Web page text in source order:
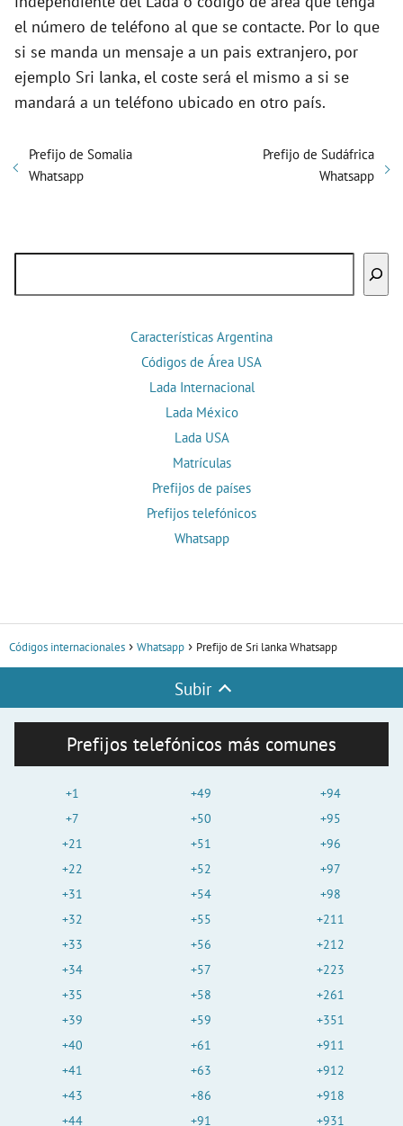
el número de teléfono al que se contacte. Por lo que
si se manda un mensaje a un pais extranjero, por
ejemplo Sri lanka, el coste será el mismo a si se
mandará a un teléfono ubicado en otro país.
Prefijo de Somalia
Whatsapp
Prefijo de Sudáfrica
Whatsapp
Características Argentina
Códigos de Área USA
Lada Internacional
Lada México
Lada USA
Matrículas
Prefijos de países
Prefijos telefónicos
Whatsapp
Códigos internacionales Whatsapp Prefijo de Sri lanka Whatsapp
Subir
Prefijos telefónicos más comunes
+1
+7
+21
+22
+31
+32
+33
+34
+35
+39
+40
+41
+43
+44
+49
+50
+51
+52
+54
+55
+56
+57
+58
+59
+61
+63
+86
+91
+94
+95
+96
+97
+98
+211
+212
+223
+261
+351
+911
+912
+918
+931